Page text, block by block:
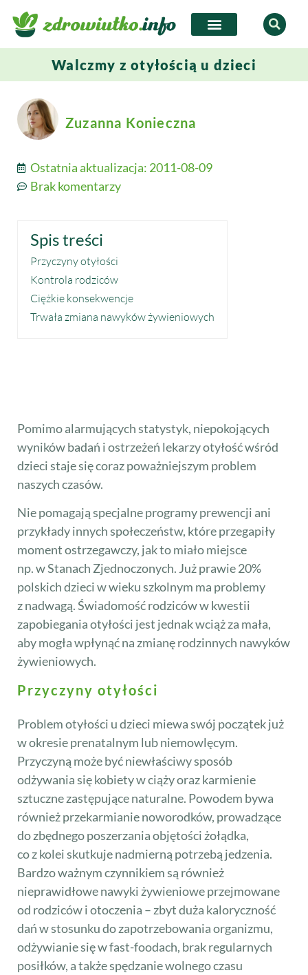
Walczmy z otyłością u dzieci
Zuzanna Konieczna
Ostatnia aktualizacja: 2011-08-09
Brak komentarzy
Spis treści
Przyczyny otyłości
Kontrola rodziców
Ciężkie konsekwencje
Trwała zmiana nawyków żywieniowych
Pomimo alarmujących statystyk, niepokojących
wyników badań i ostrzeżeń lekarzy otyłość wśród
dzieci staje się coraz poważniejszym problem
naszych czasów.
Nie pomagają specjalne programy prewencji ani
przykłady innych społeczeństw, które przegapiły
moment ostrzegawczy, jak to miało miejsce
np. w Stanach Zjednoczonych. Już prawie 20%
polskich dzieci w wieku szkolnym ma problemy
z nadwagą.Świadomość rodziców w kwestii
zapobiegania otyłości jest jednak wciąż za mała,
aby mogła wpłynąć na zmianę rodzinnych nawyków
żywieniowych.
Przyczyny otyłości
Problem otyłości u dzieci miewa swój początek już
w okresie prenatalnym lub niemowlęcym.
Przyczyną może być niewłaściwy sposób
odżywania się kobiety w ciąży oraz karmienie
sztuczne zastępujące naturalne. Powodem bywa
również przekarmianie noworodków, prowadzące
do zbędnego poszerzania objętości żołądka,
co z kolei skutkuje nadmierną potrzebą jedzenia.
Bardzo ważnym czynnikiem są również
nieprawidłowe nawyki żywieniowe przejmowane
od rodziców i otoczenia – zbyt duża kaloryczność
dań w stosunku do zapotrzebowania organizmu,
odżywianie się w fast-foodach, brak regularnych
posiłków, a także spędzanie wolnego czasu